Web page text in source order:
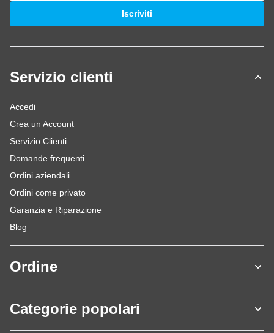
Indirizzo email
Iscriviti
Servizio clienti
Accedi
Crea un Account
Servizio Clienti
Domande frequenti
Ordini aziendali
Ordini come privato
Garanzia e Riparazione
Blog
Ordine
Categorie popolari